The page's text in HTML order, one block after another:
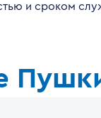
и сроком